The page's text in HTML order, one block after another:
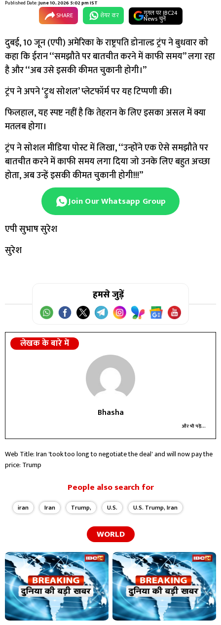
Published Date:June 10, 2026 5:02 pm IST
SHARE शेयर कर गूगल पर IBC24
News चुनें
दुबई, 10 जून (एपी) अमेरिका के राष्ट्रपति डोनाल्ड ट्रंप ने बुधवार को
कहा कि ईरान ‘‘समझौते पर बातचीत करने में काफी समय’’ लगा रहा
है और ‘‘अब उसे इसकी कीमत चुकानी होगी।’’
ट्रंप ने अपने ‘ट्रुथ सोशल’ प्लेटफॉर्म पर यह टिप्पणी की।
फिलहाल, यह स्पष्ट नहीं है कि तेहरान के लिए इसका असल में क्या
मतलब होगा।
ट्रंप ने सोशल मीडिया पोस्ट में लिखा, ‘‘उन्होंने एक ऐसे समझौते पर
बातचीत करने में काफी समय लगा दिया जो उनके लिए बहुत अच्छा
होता, अब उन्हें इसकी कीमत चुकानी होगी!!!’’
Join Our Whatsapp Group
एपी सुभाष सुरेश
सुरेश
हमसे जुड़ें
लेखक के बारे में
Bhasha
और भी पढ़ें...
Web Title: Iran 'took too long to negotiate the deal' and will now pay the
price: Trump
People also search for
iran Iran Trump, U.S. U.S. Trump, Iran
WORLD